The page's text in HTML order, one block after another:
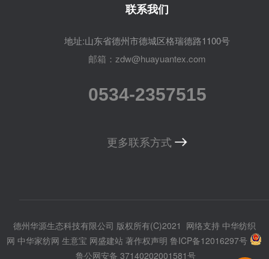
联系我们
地址:山东省德州市德城区格瑞德路1100号
邮箱：zdw@huayuantex.com
0534-2357515
更多联系方式
德州华源生态科技有限公司 版权所有(C)2021 网络支持 中华纺织
网 中华家纺网 生意宝 网盛建站 著作权声明 鲁ICP备12016297号
鲁公网安备 37140202001581号